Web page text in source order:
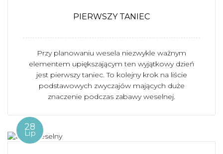
PIERWSZY TANIEC
Przy planowaniu wesela niezwykle ważnym
elementem upiększającym ten wyjątkowy dzień
jest pierwszy taniec. To kolejny krok na liście
podstawowych zwyczajów mających duże
znaczenie podczas zabawy weselnej.
28
Lip